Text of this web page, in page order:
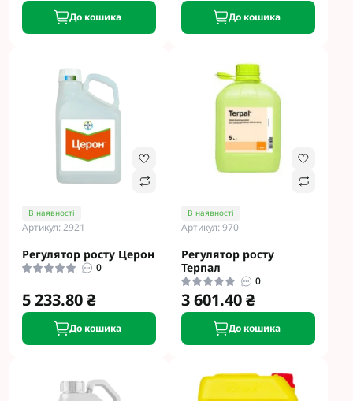
До кошика До кошика
В наявності
Артикул: 2921
Регулятор росту Церон
0
5 233.80 ₴
До кошика
В наявності
Артикул: 970
Регулятор росту
Терпал
0
3 601.40 ₴
До кошика